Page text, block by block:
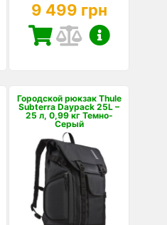
9 499 грн
Городской рюкзак Thule
Subterra Daypack 25L –
25 л, 0,99 кг Темно-
Серый